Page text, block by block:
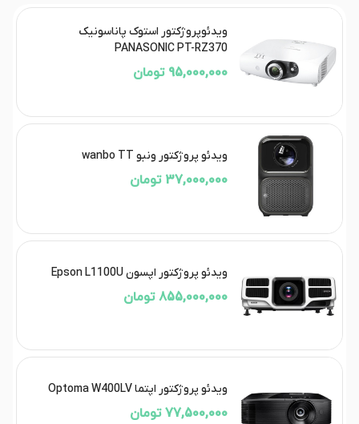
ویدئوپروژکتور استوک پاناسونیک
PANASONIC PT-RZ370
95,000,000 تومان
ویدئو پروژکتور ونبو wanbo TT
37,000,000 تومان
ویدئو پروژکتور اپسون Epson L1100U
855,000,000 تومان
ویدئو پروژکتور اپتما Optoma W400LV
77,500,000 تومان